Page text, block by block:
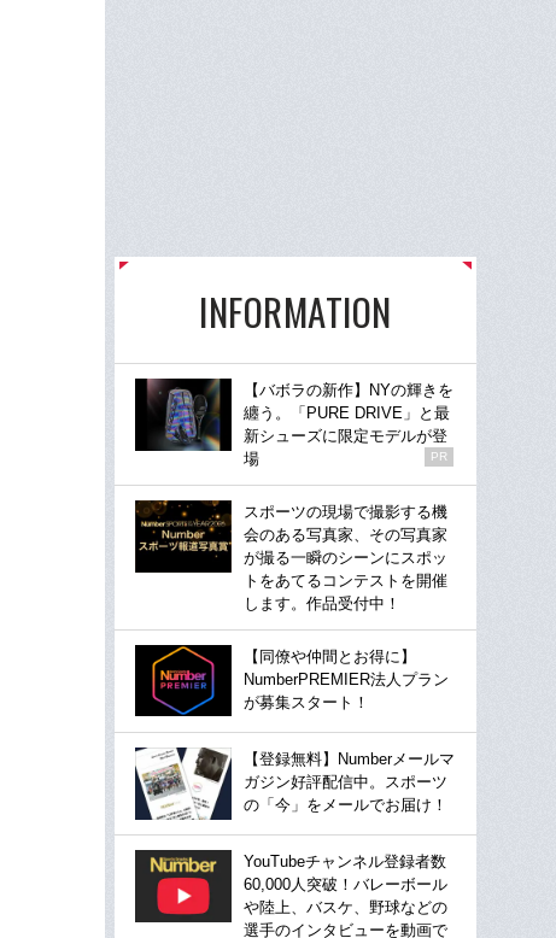
INFORMATION
【バボラの新作】NYの輝きを
纏う。「PURE DRIVE」と最
新シューズに限定モデルが登
場
PR
スポーツの現場で撮影する機
会のある写真家、その写真家
が撮る一瞬のシーンにスポッ
トをあてるコンテストを開催
します。作品受付中！
【同僚や仲間とお得に】
NumberPREMIER法人プラン
が募集スタート！
【登録無料】Numberメールマ
ガジン好評配信中。スポーツ
の「今」をメールでお届け！
YouTubeチャンネル登録者数
60,000人突破！バレーボール
や陸上、バスケ、野球などの
選手のインタビューを動画で